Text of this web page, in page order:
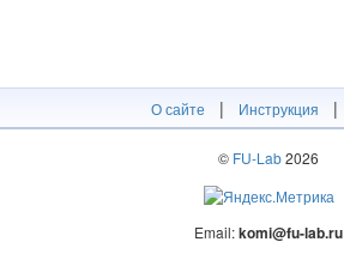
О сайте | Инструкция |
© FU-Lab2026
Email:komi@fu-lab.ru